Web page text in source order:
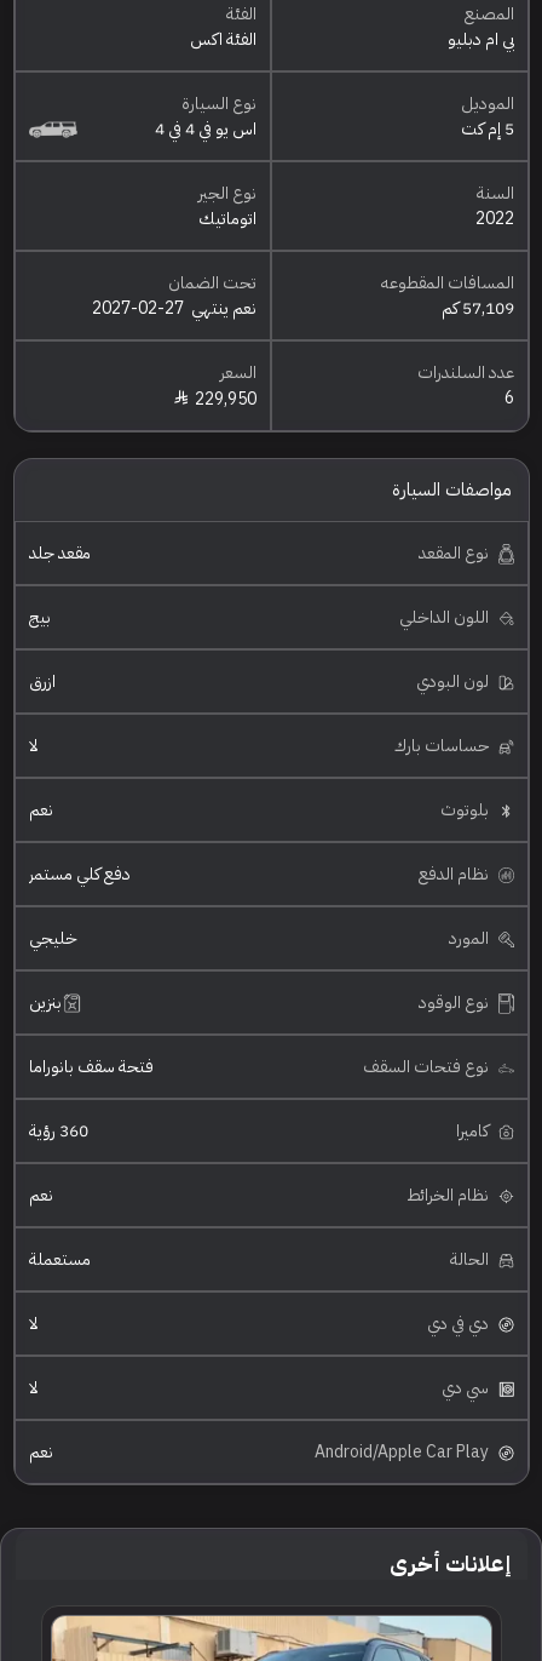
المصنع
بي ام دبليو
الفئة
الفئة اكس
الموديل
5 إم كت
نوع السيارة
اس يو في 4 في 4
السنة
2022
نوع الجير
اتوماتيك
المسافات المقطوعه
57,109 كم
تحت الضمان
نعم ينتهي 2027-02-27
عدد السلندرات
6
السعر
229,950
مواصفات السيارة
نوع المقعد مقعد جلد
اللون الداخلي بيج
لون البودي ازرق
حساسات بارك لا
بلوتوث نعم
نظام الدفع دفع كلي مستمر
المورد خليجي
نوع الوقود بنزين
نوع فتحات السقف فتحة سقف بانوراما
كاميرا 360 رؤية
نظام الخرائط نعم
الحالة مستعملة
دي في دي لا
سي دي لا
Android/Apple Car Play نعم
إعلانات أخرى